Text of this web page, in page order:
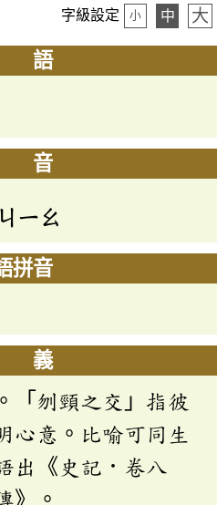
字級設定 小 中 大
語
音
ㄐㄧㄠ
拼音
義
「刎頸之交」指彼
心意。比喻可同生
出《史記．卷八
》。